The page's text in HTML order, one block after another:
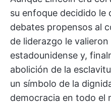
su enfoque decidido le
debates propensos al
de liderazgo le
estadounidense y,
abolición de la
un símbolo de la
democracia en todo el